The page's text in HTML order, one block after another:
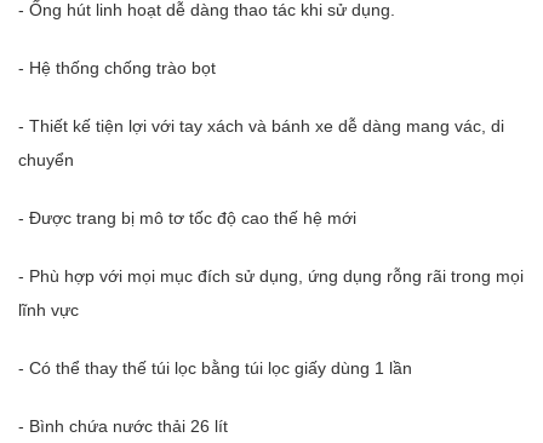
- Ống hút linh hoạt dễ dàng thao tác khi sử dụng.
- Hệ thống chống trào bọt
- Thiết kế tiện lợi với tay xách và bánh xe dễ dàng mang vác, di
chuyển
- Được trang bị mô tơ tốc độ cao thế hệ mới
- Phù hợp với mọi mục đích sử dụng, ứng dụng rỗng rãi trong mọi
lĩnh vực
- Có thể thay thế túi lọc bằng túi lọc giấy dùng 1 lần
- Bình chứa nước thải 26 lít